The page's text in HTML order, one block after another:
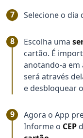
Selecione o dia
Escolha uma
cartão. É
anotando-a em
será através
e desbloquear
Agora o App
Informe o CEP